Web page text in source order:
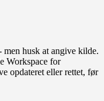
husk at angive kilde.
Workspace for
opdateret eller rettet, før